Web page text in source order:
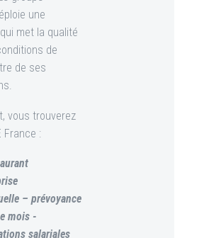
une
met la qualité
de
de ses
vous trouverez
France :
– prévoyance
mois -
salariales